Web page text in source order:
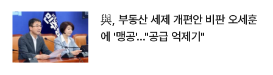
與, 부동산 세제 개편안 비판 오세훈
에 '맹공'…"공급 억제기"